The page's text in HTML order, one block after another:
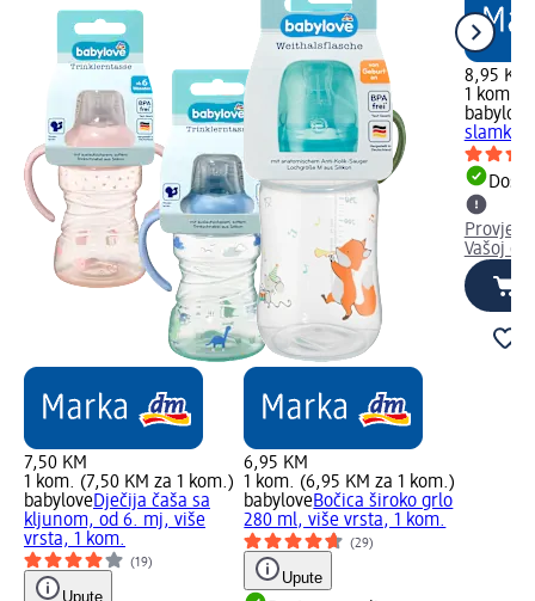
7,50 KM
1 kom. (7,50 KM za 1 kom.)
babyloveDječija čaša sa
kljunom, od 6. mj, više
vrsta, 1 kom.
(19)
Upute
6,95 KM
1 kom. (6,95 KM za 1 kom.)
babyloveBočica široko grlo
280 ml, više vrsta, 1 kom.
(29)
Upute
8,95 KM
1 kom.
babylove
Vašoj